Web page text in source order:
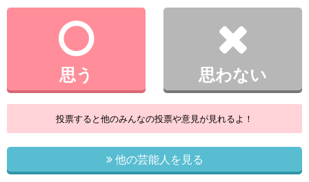
思う 思わない
投票すると他のみんなの投票や意見が見れるよ！
他の芸能人を見る